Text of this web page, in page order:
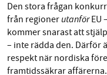
Den stora frågan
från regioner utanförEU
kommer snarast att
– inte rädda den. Därför
respekt när nordiska
framtidssäkrar